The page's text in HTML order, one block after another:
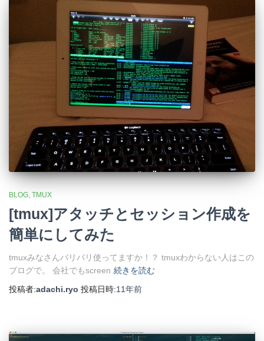
BLOG TMUX
[tmux]アタッチとセッション作成を
簡単にしてみた
tmuxみなさんバリバリ使ってますか！？ tmuxわからない人はこの
ブログで。 会社でもscreen 続きを読む
投稿者:adachi.ryo 投稿日時:11年前